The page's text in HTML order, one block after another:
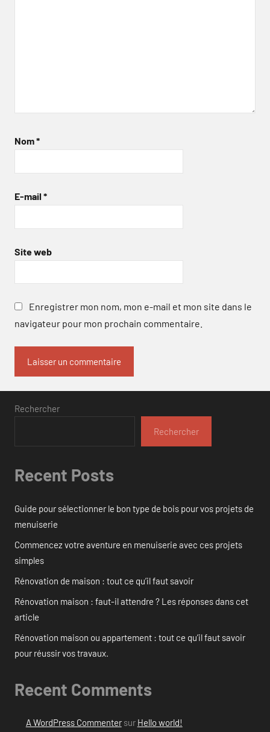
Nom*
E-mail *
Site web
Enregistrer mon nom, mon e-mail et mon site dans le
navigateur pour mon prochain commentaire.
Rechercher
Rechercher
Recent Posts
Guide pour sélectionner le bon type de bois pour vos projets de
menuiserie
Commencez votre aventure en menuiserie avec ces projets
simples
Rénovation de maison : tout ce qu’il faut savoir
Rénovation maison : faut-il attendre ? Les réponses dans cet
article
Rénovation maison ou appartement : tout ce qu’il faut savoir
pour réussir vos travaux.
Recent Comments
A WordPress Commentersur Hello world!